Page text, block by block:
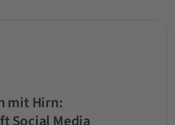
mit Hirn:
Social Media